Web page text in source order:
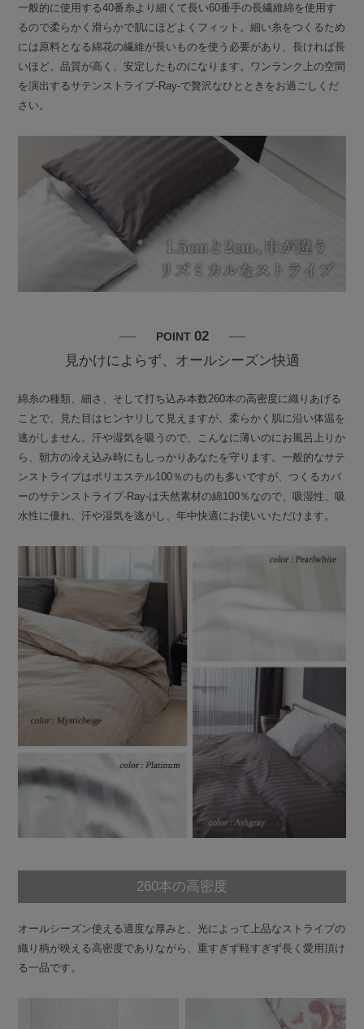
一般的に使用する40番糸より細くて長い60番手の長繊維綿を使用す
るので柔らかく滑らかで肌にほどよくフィット。細い糸をつくるため
には原料となる綿花の繊維が長いものを使う必要があり、長ければ長
いほど、品質が高く、安定したものになります。ワンランク上の空間
を演出するサテンストライプ-Ray-で贅沢なひとときをお過ごしくだ
さい。
POINT 02
見かけによらず、オールシーズン快適
綿糸の種類、細さ、そして打ち込み本数260本の高密度に織りあげる
ことで、見た目はヒンヤリして見えますが、柔らかく肌に沿い体温を
逃がしません。汗や湿気を吸うので、こんなに薄いのにお風呂上りか
ら、朝方の冷え込み時にもしっかりあなたを守ります。一般的なサテ
ンストライプはポリエステル100％のものも多いですが、つくるカバ
ーのサテンストライプ-Ray-は天然素材の綿100％なので、吸湿性、吸
水性に優れ、汗や湿気を逃がし、年中快適にお使いいただけます。
260本の高密度
オールシーズン使える適度な厚みと、光によって上品なストライプの
織り柄が映える高密度でありながら、重すぎず軽すぎず長く愛用頂け
る一品です。